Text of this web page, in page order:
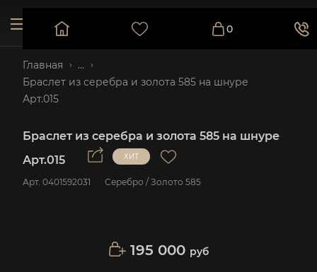
0
Главная
...
Браслет из серебра и золота 585 на шнуре
Арт.015
Браслет из серебра и золота 585 на шнуре
Арт.015
Арт. 0401592031 Серебро / Золото 585
195 000 руб